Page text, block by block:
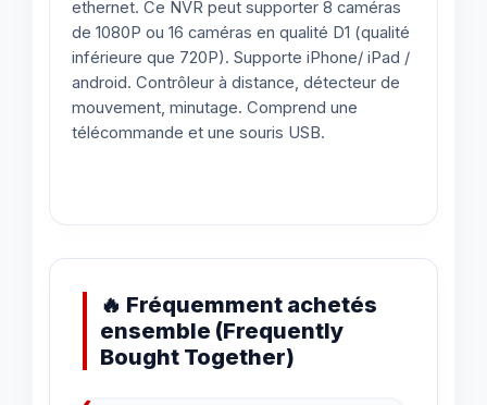
ethernet. Ce NVR peut supporter 8 caméras
de 1080P ou 16 caméras en qualité D1 (qualité
inférieure que 720P). Supporte iPhone/ iPad /
android. Contrôleur à distance, détecteur de
mouvement, minutage. Comprend une
télécommande et une souris USB.
🔥 Fréquemment achetés
ensemble (Frequently
Bought Together)